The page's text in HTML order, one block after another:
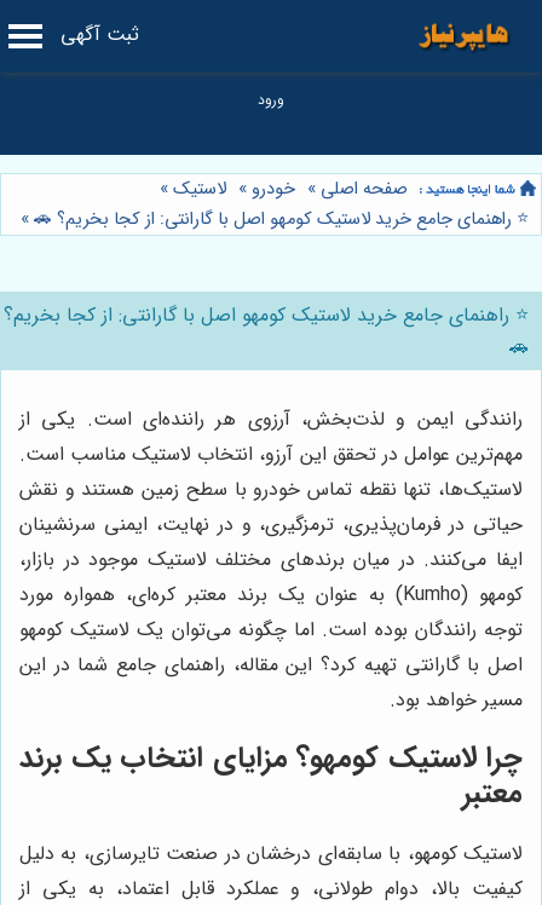
ثبت آگهی
صفحه اصلی » خودرو » لاستیک»
⭐️ راهنمای جامع خرید لاستیک کومهو اصل با گارانتی: از کجا بخریم؟ 🚗»
⭐️ راهنمای جامع خرید لاستیک کومهو اصل با گارانتی: از کجا بخریم؟
🚗
رانندگی ایمن و لذت‌بخش، آرزوی هر راننده‌ای است. یکی از
مهم‌ترین عوامل در تحقق این آرزو، انتخاب لاستیک مناسب است.
لاستیک‌ها، تنها نقطه تماس خودرو با سطح زمین هستند و نقش
حیاتی در فرمان‌پذیری، ترمزگیری، و در نهایت، ایمنی سرنشینان
ایفا می‌کنند. در میان برندهای مختلف لاستیک موجود در بازار،
کومهو (Kumho) به عنوان یک برند معتبر کره‌ای، همواره مورد
توجه رانندگان بوده است. اما چگونه می‌توان یک لاستیک کومهو
اصل با گارانتی تهیه کرد؟ این مقاله، راهنمای جامع شما در این
مسیر خواهد بود.
چرا لاستیک کومهو؟ مزایای انتخاب یک برند
معتبر
لاستیک کومهو، با سابقه‌ای درخشان در صنعت تایرسازی، به دلیل
کیفیت بالا، دوام طولانی، و عملکرد قابل اعتماد، به یکی از